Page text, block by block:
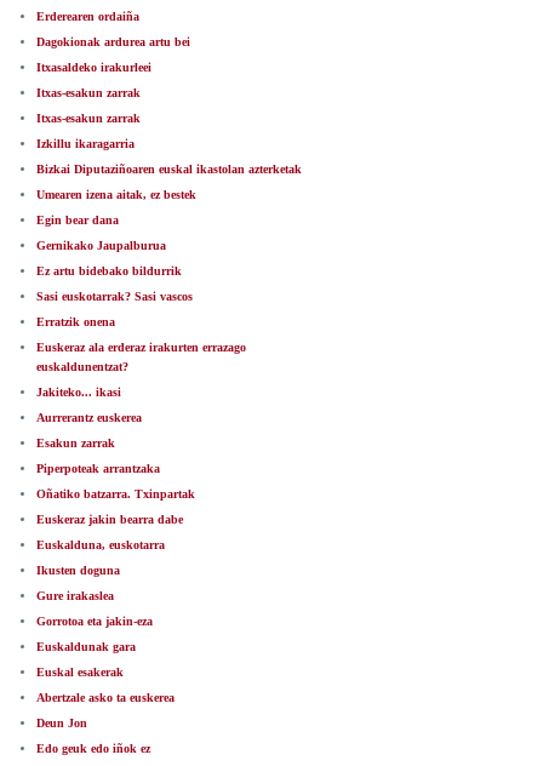
Erderearen ordaiña
Dagokionak ardurea artu bei
Itxasaldeko irakurleei
Itxas-esakun zarrak
Itxas-esakun zarrak
Izkillu ikaragarria
Bizkai Diputaziñoaren euskal ikastolan azterketak
Umearen izena aitak, ez bestek
Egin bear dana
Gernikako Jaupalburua
Ez artu bidebako bildurrik
Sasi euskotarrak? Sasi vascos
Erratzik onena
Euskeraz ala erderaz irakurten errazago
euskaldunentzat?
Jakiteko... ikasi
Aurrerantz euskerea
Esakun zarrak
Piperpoteak arrantzaka
Oñatiko batzarra. Txinpartak
Euskeraz jakin bearra dabe
Euskalduna, euskotarra
Ikusten doguna
Gure irakaslea
Gorrotoa eta jakin-eza
Euskaldunak gara
Euskal esakerak
Abertzale asko ta euskerea
Deun Jon
Edo geuk edo iñok ez